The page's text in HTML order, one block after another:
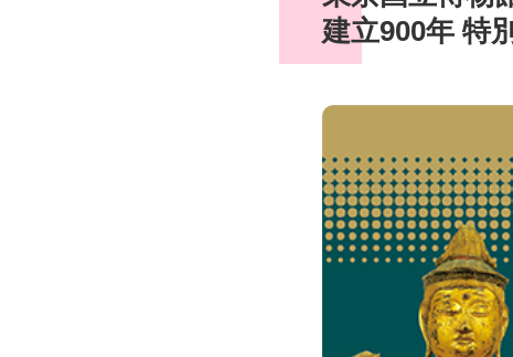
建立900年 特